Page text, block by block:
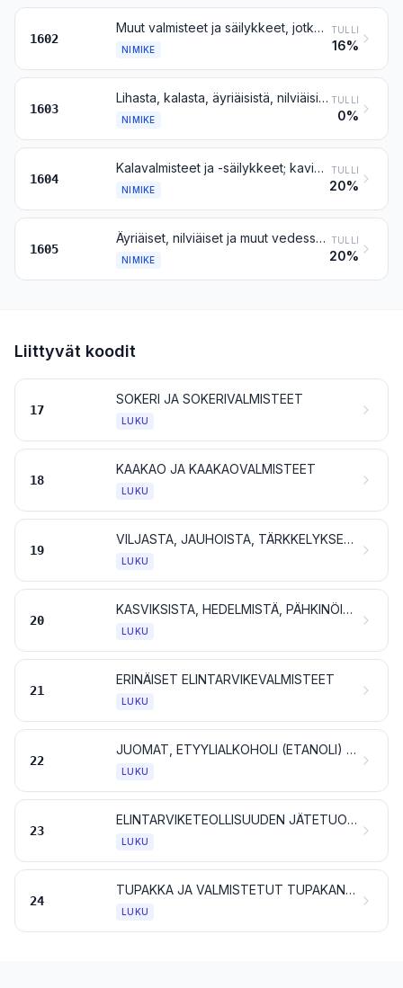
1602
Muut valmisteet ja säilykkeet, jotka on valmistettu lihasta, muista eläimenosista, verestä tai hyönteisistä
NIMIKE
TULLI
16%
1603
Lihasta, kalasta, äyriäisistä, nilviäisistä tai muista vedessä elävistä selkärangattomista saadut uutteet ja mehut
NIMIKE
TULLI
0%
1604
Kalavalmisteet ja -säilykkeet; kaviaari ja kalanmädistä valmistetut kaviaarinkorvikkeet
NIMIKE
TULLI
20%
1605
Äyriäiset, nilviäiset ja muut vedessä elävät selkärangattomat, valmistetut tai säilötyt
NIMIKE
TULLI
20%
Liittyvät koodit
17
SOKERI JA SOKERIVALMISTEET
LUKU
18
KAAKAO JA KAAKAOVALMISTEET
LUKU
19
VILJASTA, JAUHOISTA, TÄRKKELYKSESTÄ TAI MAIDOSTA VALMISTETUT TUOTTEET; LEIPOMATUOTTEET
LUKU
20
KASVIKSISTA, HEDELMISTÄ, PÄHKINÖISTÄ TAI MUISTA KASVINOSISTA VALMISTETUT TUOTTEET
LUKU
21
ERINÄISET ELINTARVIKEVALMISTEET
LUKU
22
JUOMAT, ETYYLIALKOHOLI (ETANOLI) JA ETIKKA
LUKU
23
ELINTARVIKETEOLLISUUDEN JÄTETUOTTEET JA JÄTTEET; VALMISTETTU REHU
LUKU
24
TUPAKKA JA VALMISTETUT TUPAKANKORVIKKEET; TUOTTEET, MYÖS NIKOTIINIA SISÄLTÄVÄT, JOTKA ON TARKOITUS HENGITTÄÄ SISÄÄN ILMAN POLTTAMISTA; MUUT NIKOTIINIA SISÄLTÄVÄT TUOTTEET, JOTKA ON TARKOITETTU IHMISTEN NIKOTIININSAANTIIN
LUKU